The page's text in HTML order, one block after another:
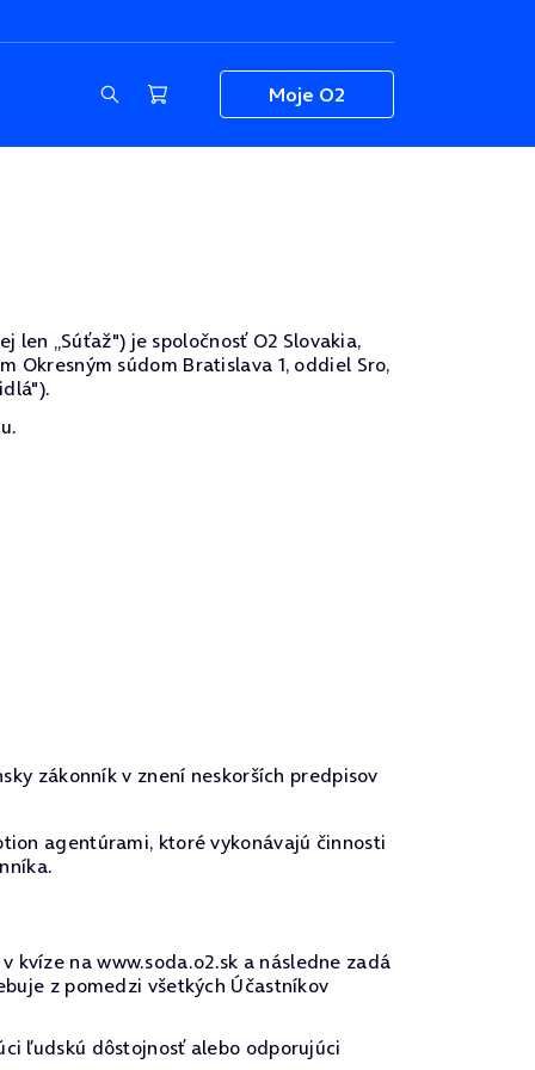
Moje O2
len „Súťaž") je spoločnosť O2 Slovakia,
Okresným súdom Bratislava 1, oddiel Sro,
zákonník v znení neskorších predpisov
agentúrami, ktoré vykonávajú činnosti
na www.soda.o2.sk a následne zadá
z pomedzi všetkých Účastníkov
ľudskú dôstojnosť alebo odporujúci